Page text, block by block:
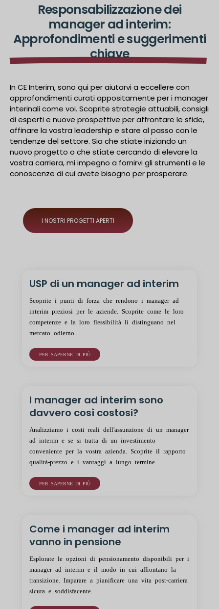
Responsabilizzazione dei
manager ad interim:
Approfondimenti e suggerimenti
chiave
In CE Interim, sono qui per aiutarvi a eccellere con
approfondimenti curati appositamente per i manager
interinali come voi. Scoprite strategie attuabili, consigli
di esperti e nuove prospettive per affrontare le sfide,
affinare la vostra leadership e stare al passo con le
tendenze del settore. Sia che stiate iniziando un
nuovo progetto o che stiate cercando di elevare la
vostra carriera, mi impegno a fornirvi gli strumenti e le
conoscenze di cui avete bisogno per prosperare.
I NOSTRI PROGETTI APERTI
USP di un manager ad interim
Scoprite i punti di forza che rendono i manager ad
interim preziosi per le aziende. Scoprite come le loro
competenze e la loro flessibilità li distinguano nel
mercato odierno.
PER SAPERNE DI PIÙ
I manager ad interim sono
davvero così costosi?
Analizziamo i costi reali dell'assunzione di un manager
ad interim e se si tratta di un investimento
conveniente per la vostra azienda. Scoprite il rapporto
qualità-prezzo e i vantaggi a lungo termine.
PER SAPERNE DI PIÙ
Come i manager ad interim
vanno in pensione
Esplorate le opzioni di pensionamento disponibili per i
manager ad interim e il modo in cui affrontano la
transizione. Imparare a pianificare una vita post-carriera
sicura e soddisfacente.